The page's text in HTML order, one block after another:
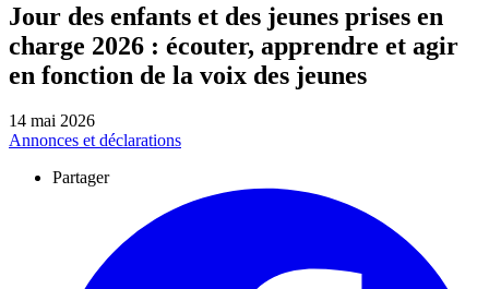
Jour des enfants et des jeunes prises en
charge 2026 : écouter, apprendre et agir
en fonction de la voix des jeunes
14 mai 2026
Annonces et déclarations
Partager